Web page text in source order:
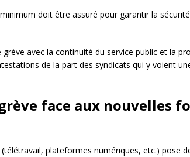
doit être assuré pour garantir la
avec la continuité du service public et la
de la part des syndicats qui y voient
face aux nouvelles
plateformes numériques, etc.) pose